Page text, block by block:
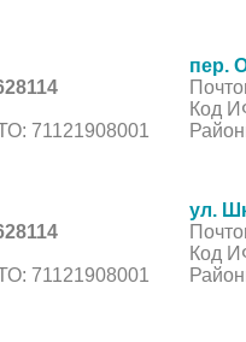
71121908001
пер.
Код
71121908001
ул.
Код